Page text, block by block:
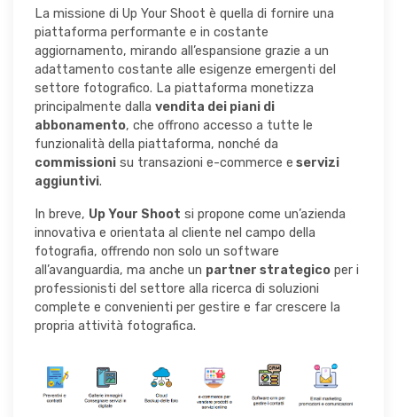
La missione di Up Your Shoot è quella di fornire una
piattaforma performante e in costante
aggiornamento, mirando all’espansione grazie a un
adattamento costante alle esigenze emergenti del
settore fotografico. La piattaforma monetizza
principalmente dalla vendita dei piani di
abbonamento, che offrono accesso a tutte le
funzionalità della piattaforma, nonché da
commissioni su transazioni e-commerce e servizi
aggiuntivi.
In breve, Up Your Shoot si propone come un’azienda
innovativa e orientata al cliente nel campo della
fotografia, offrendo non solo un software
all’avanguardia, ma anche un partner strategico per i
professionisti del settore alla ricerca di soluzioni
complete e convenienti per gestire e far crescere la
propria attività fotografica.